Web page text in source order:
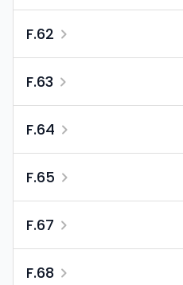
F.62
F.63
F.64
F.65
F.67
F.68